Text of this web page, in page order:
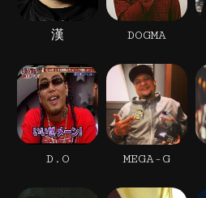
漢 DOGMA
D.O MEGA-G